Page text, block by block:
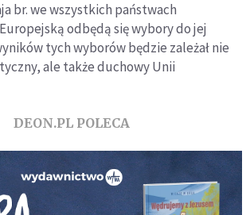
br. we wszystkich państwach
odbędą się wybory do jej
tych wyborów będzie zależał nie
ale także duchowy Unii
DEON.PL POLECA